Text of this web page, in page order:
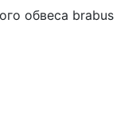
обвеса brabus